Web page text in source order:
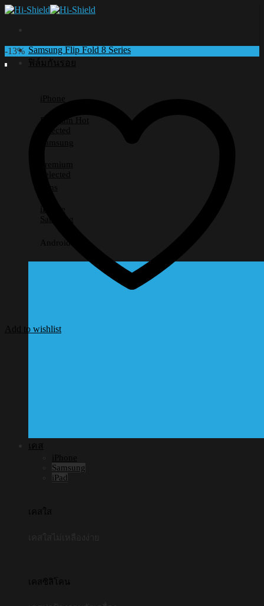
Skip
Samsung Flip Fold 8 Series
ฟิล์มกันรอย
iPhone
Premium
Selected
Samsung
Premium
Selected
Lens
iPhone
Samsung
Android อื่นๆ
เคส
iPhone
Samsung
iPad
เคสใส
เคสซิลิโคน
-13%
Add to wishlist